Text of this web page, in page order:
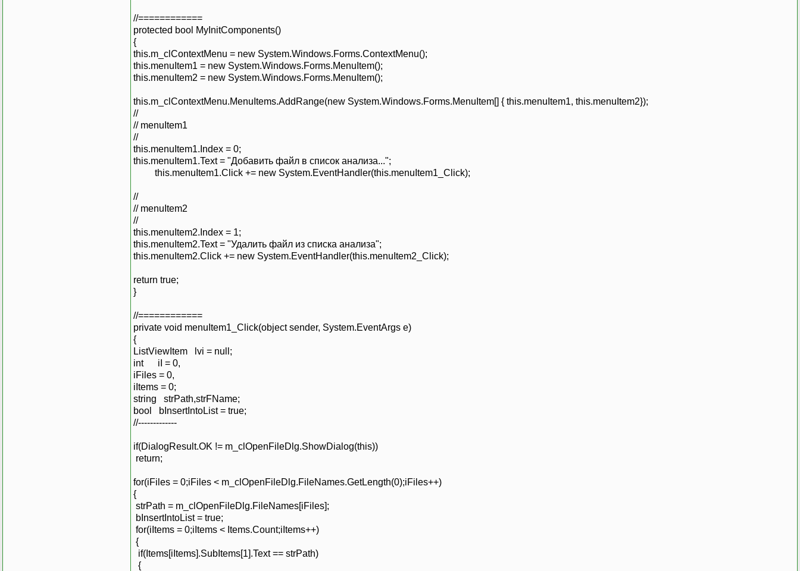
//============
protected bool MyInitComponents()
{
this.m_clContextMenu = new System.Windows.Forms.ContextMenu();
this.menuItem1 = new System.Windows.Forms.MenuItem();
this.menuItem2 = new System.Windows.Forms.MenuItem();
this.m_clContextMenu.MenuItems.AddRange(new System.Windows.Forms.MenuItem[] { this.menuItem1, this.menuItem2});
//
// menuItem1
//
this.menuItem1.Index = 0;
this.menuItem1.Text = "Добавить файл в список анализа...";
this.menuItem1.Click += new System.EventHandler(this.menuItem1_Click);
//
// menuItem2
//
this.menuItem2.Index = 1;
this.menuItem2.Text = "Удалить файл из списка анализа";
this.menuItem2.Click += new System.EventHandler(this.menuItem2_Click);
return true;
}
//============
private void menuItem1_Click(object sender, System.EventArgs e)
{
ListViewItem lvi = null;
int iI = 0,
iFiles = 0,
iItems = 0;
string strPath,strFName;
bool bInsertIntoList = true;
//-------------
if(DialogResult.OK != m_clOpenFileDlg.ShowDialog(this))
return;
for(iFiles = 0;iFiles < m_clOpenFileDlg.FileNames.GetLength(0);iFiles++)
{
strPath = m_clOpenFileDlg.FileNames[iFiles];
bInsertIntoList = true;
for(iItems = 0;iItems < Items.Count;iItems++)
{
if(Items[iItems].SubItems[1].Text == strPath)
{